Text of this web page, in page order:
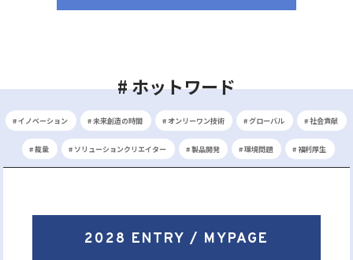
# ホットワード
# イノベーション # 未来創造の時間 # オンリーワン技術 # グローバル # 社会貢献
# 裁量 # ソリューションクリエイター # 製品開発 # 環境問題 # 福利厚生
2028 ENTRY / MYPAGE